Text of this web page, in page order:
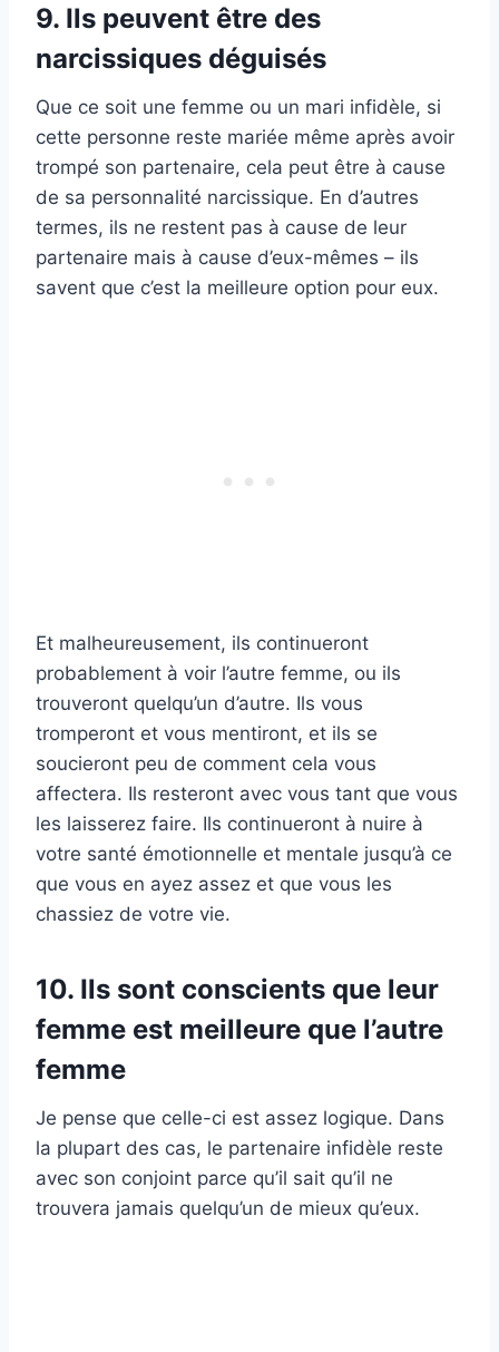
9. Ils peuvent être des
narcissiques déguisés
Que ce soit une femme ou un mari infidèle, si
cette personne reste mariée même après avoir
trompé son partenaire, cela peut être à cause
de sa personnalité narcissique. En d’autres
termes, ils ne restent pas à cause de leur
partenaire mais à cause d’eux-mêmes – ils
savent que c’est la meilleure option pour eux.
Et malheureusement, ils continueront
probablement à voir l’autre femme, ou ils
trouveront quelqu’un d’autre. Ils vous
tromperont et vous mentiront, et ils se
soucieront peu de comment cela vous
affectera. Ils resteront avec vous tant que vous
les laisserez faire. Ils continueront à nuire à
votre santé émotionnelle et mentale jusqu’à ce
que vous en ayez assez et que vous les
chassiez de votre vie.
10. Ils sont conscients que leur
femme est meilleure que l’autre
femme
Je pense que celle-ci est assez logique. Dans
la plupart des cas, le partenaire infidèle reste
avec son conjoint parce qu’il sait qu’il ne
trouvera jamais quelqu’un de mieux qu’eux.